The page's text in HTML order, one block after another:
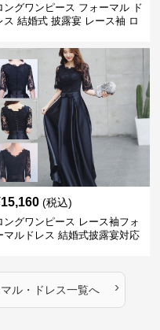
ングワンピース フォーマル ド
ス 結婚式 披露宴 レース袖 ロ
15,160 (税込)
ングワンピース レース袖フォ
マルドレス 結婚式披露宴対応
ル・ドレス一覧へ ›